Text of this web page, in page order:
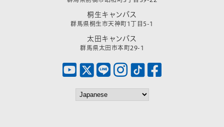
桐生キャンパス
群馬県桐生市天神町1丁目5-1
太田キャンパス
群馬県太田市本町29-1